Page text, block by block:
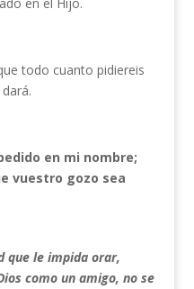
todo cuanto pidiereis
en mi nombre;
vuestro gozo sea
que le impida orar,
como un amigo, no se